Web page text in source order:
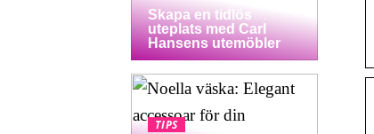
Skapa en tidlös
uteplats med Carl
Hansens utemöbler
TIPS